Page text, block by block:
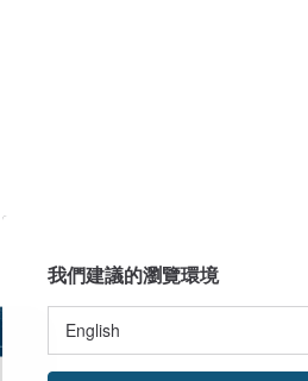
我們建議的瀏覽環境